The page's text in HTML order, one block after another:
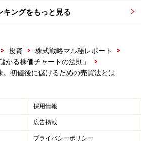
キングをもっと見る
> 投資 > 株式戦略マル秘レポート
>
かる株価チャートの法則」
>
。初値後に儲けるための売買法とは
採用情報
広告掲載
プライバシーポリシー